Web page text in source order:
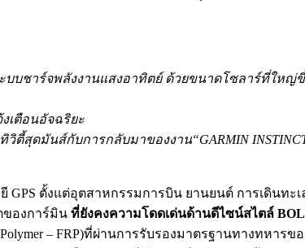
บบชาร์จพลังงานแสงอาทิตย์ ด้วยขนาดโซลาร์ที่ใหญ่
เตือนอัจฉริยะ
ทิวิตี้สุดมันส์กับการกลับมาของงาน“GARMIN
ตั้งแต่อุตสาหกรรมการบิน ยานยนต์ การเดินทะเ
ของการ์มิน ที่ยังคงความโดดเด่นด้านดีไซน์สไตล์
– FRP)ที่ผ่านการรับรองมาตรฐานทางทหา